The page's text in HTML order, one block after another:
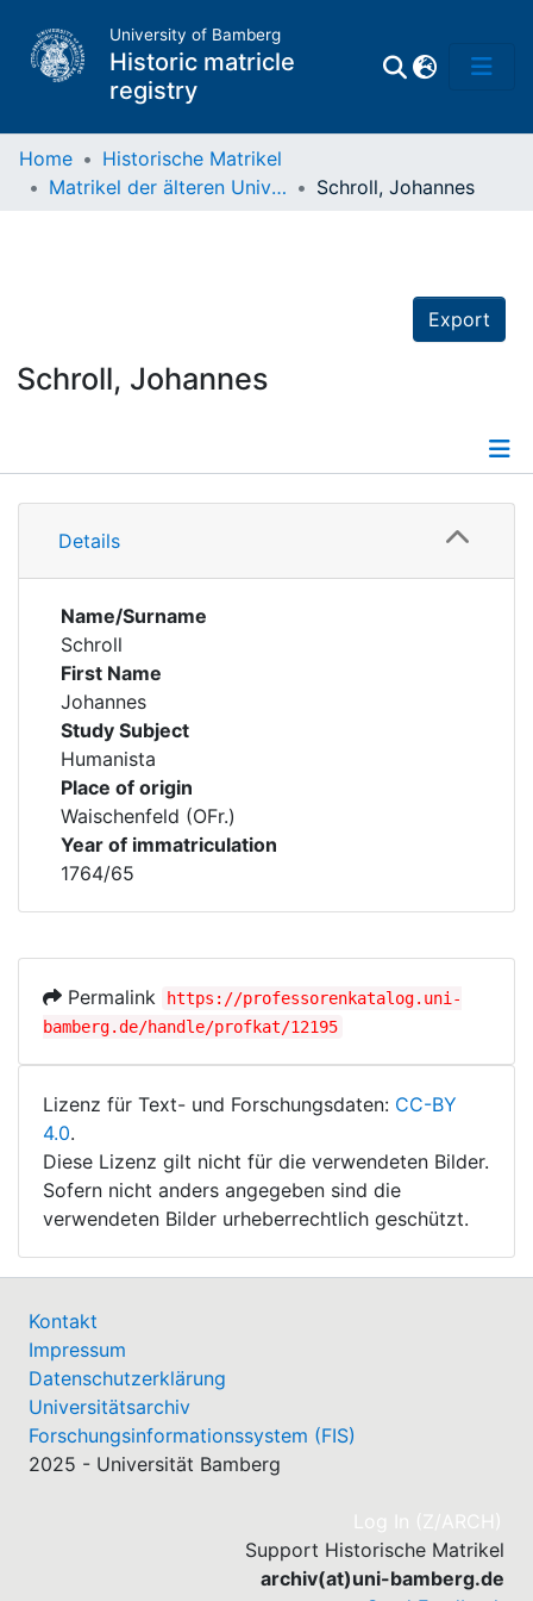
University of Bamberg
Historic matricle
registry
Home
Historische Matrikel
Matrikel der älteren Universität
Schroll, Johannes
Export
Schroll, Johannes
Details
Details
Name/Surname
Schroll
First Name
Johannes
Study Subject
Humanista
Place of origin
Waischenfeld (OFr.)
Year of immatriculation
1764/65
Permalink
https://professorenkatalog.uni-
bamberg.de/handle/profkat/12195
Lizenz für Text- und Forschungsdaten: CC-BY
4.0.
Diese Lizenz gilt nicht für die verwendeten Bilder.
Sofern nicht anders angegeben sind die
verwendeten Bilder urheberrechtlich geschützt.
Kontakt
Impressum
Datenschutzerklärung
Universitätsarchiv
Forschungsinformationssystem (FIS)
2025 - Universität Bamberg
Log In (Z/ARCH)
Support Historische Matrikel
archiv(at)uni-bamberg.de